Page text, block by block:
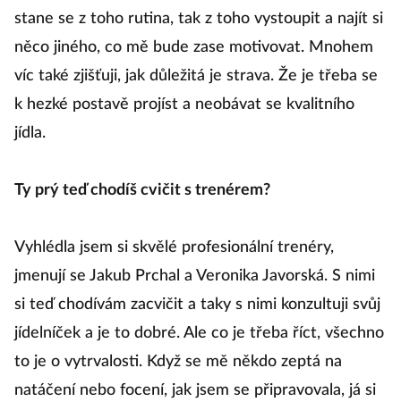
stane se z toho rutina, tak z toho vystoupit a najít si
něco jiného, co mě bude zase motivovat. Mnohem
víc také zjišťuji, jak důležitá je strava. Že je třeba se
k hezké postavě projíst a neobávat se kvalitního
jídla.
Ty prý teď chodíš cvičit s trenérem?
Vyhlédla jsem si skvělé profesionální trenéry,
jmenují se Jakub Prchal a Veronika Javorská. S nimi
si teď chodívám zacvičit a taky s nimi konzultuji svůj
jídelníček a je to dobré. Ale co je třeba říct, všechno
to je o vytrvalosti. Když se mě někdo zeptá na
natáčení nebo focení, jak jsem se připravovala, já si